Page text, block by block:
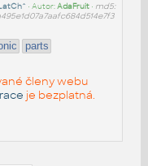
• Autor:AdaFruit• md5:
parts
členy webu
je bezplatná.